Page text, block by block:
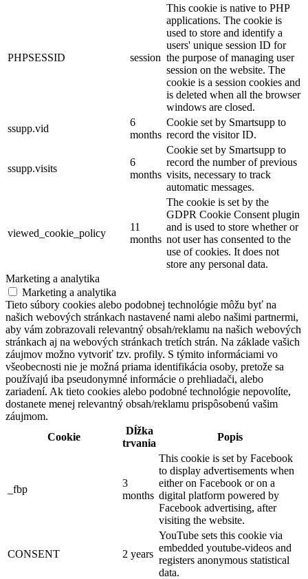
PHPSESSID session
This cookie is native to PHP
applications. The cookie is
used to store and identify a
users' unique session ID for
the purpose of managing user
session on the website. The
cookie is a session cookies and
is deleted when all the browser
windows are closed.
ssupp.vid
6
months
Cookie set by Smartsupp to
record the visitor ID.
ssupp.visits
6
months
Cookie set by Smartsupp to
record the number of previous
visits, necessary to track
automatic messages.
viewed_cookie_policy
11
months
The cookie is set by the
GDPR Cookie Consent plugin
and is used to store whether or
not user has consented to the
use of cookies. It does not
store any personal data.
Marketing a analytika
Marketing a analytika
Tieto súbory cookies alebo podobnej technológie môžu byť na
našich webových stránkach nastavené nami alebo našimi partnermi,
aby vám zobrazovali relevantný obsah/reklamu na našich webových
stránkach aj na webových stránkach tretích strán. Na základe vašich
záujmov možno vytvoriť tzv. profily. S týmito informáciami vo
všeobecnosti nie je možná priama identifikácia osoby, pretože sa
používajú iba pseudonymné informácie o prehliadači, alebo
zariadení. Ak tieto cookies alebo podobné technológie nepovolíte,
dostanete menej relevantný obsah/reklamu prispôsobenú vašim
záujmom.
Cookie
Dĺžka
trvania
Popis
_fbp
3
months
This cookie is set by Facebook
to display advertisements when
either on Facebook or on a
digital platform powered by
Facebook advertising, after
visiting the website.
CONSENT 2 years
YouTube sets this cookie via
embedded youtube-videos and
registers anonymous statistical
data.